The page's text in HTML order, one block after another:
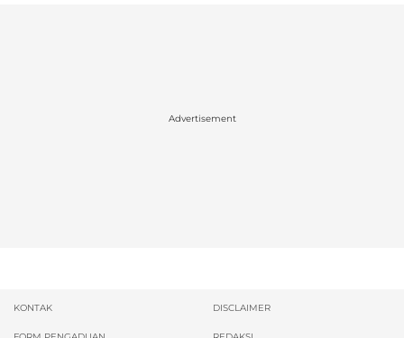
Advertisement
KONTAK DISCLAIMER